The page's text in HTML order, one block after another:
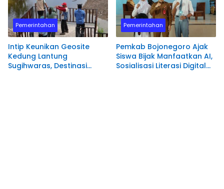
Pemerintahan
​Intip Keunikan Geosite
Kedung Lantung
Sugihwaras, Destinasi
Pemerintahan
Pemkab Bojonegoro Ajak
Siswa Bijak Manfaatkan AI,
Sosialisasi Literasi Digital